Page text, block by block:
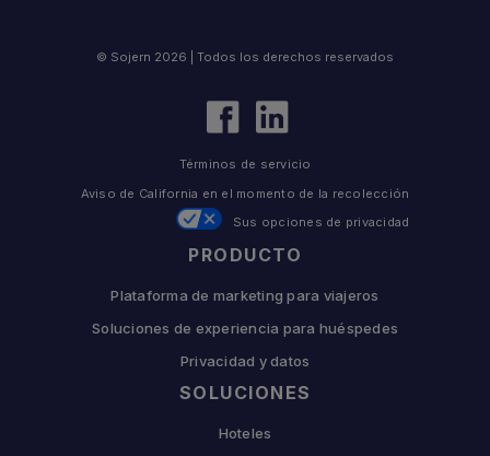
PRODUCTO
Plataforma de marketing para viajeros
Soluciones de experiencia para huéspedes
Privacidad y datos
SOLUCIONES
Hoteles
© Sojern 2026 | Todos los derechos reservados
Términos de servicio
Aviso de California en el momento de la recolección
Sus opciones de privacidad